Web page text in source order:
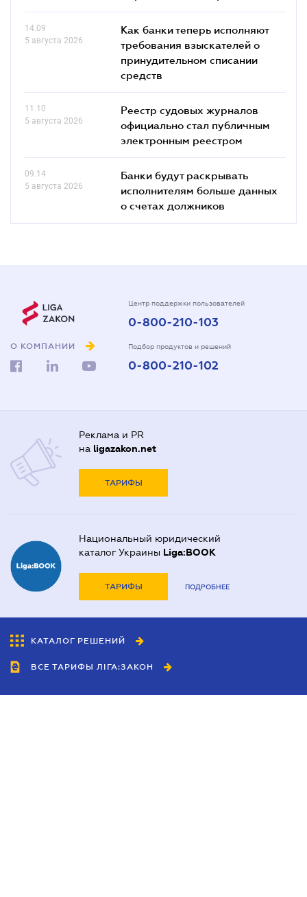
14.09
5 августа 2026
Как банки теперь исполняют
требования взыскателей о
принудительном списании
средств
11.10
5 августа 2026
Реестр судовых журналов
официально стал публичным
электронным реестром
09.14
5 августа 2026
Банки будут раскрывать
исполнителям больше данных
о счетах должников
О КОМПАНИИ
Центр поддержки пользователей
0-800-210-103
Подбор продуктов и решений
0-800-210-102
Реклама и PR
на ligazakon.net
ТАРИФЫ
Национальный юридический
каталог Украины Liga:BOOK
ТАРИФЫ ПОДРОБНЕЕ
КАТАЛОГ РЕШЕНИЙ
ВСЕ ТАРИФЫ ЛІГА:ЗАКОН